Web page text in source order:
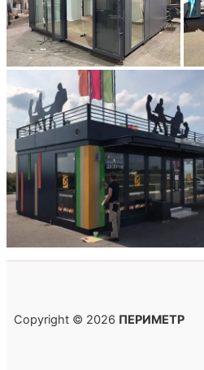
Copyright © 2026 ПЕРИМЕТР